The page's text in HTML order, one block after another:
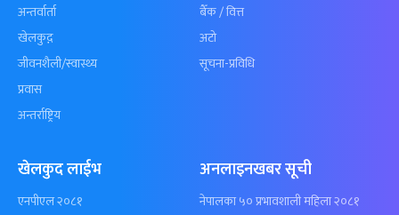
अन्तर्वार्ता
खेलकुद़़
जीवनशैली/स्वास्थ्य
प्रवास
अन्तर्राष्ट्रिय
बैँक / वित्त
अटो
सूचना-प्रविधि
खेलकुद लाईभ
एनपीएल २०८१
अनलाइनखबर सूची
नेपालका ५० प्रभावशाली महिला २०८१